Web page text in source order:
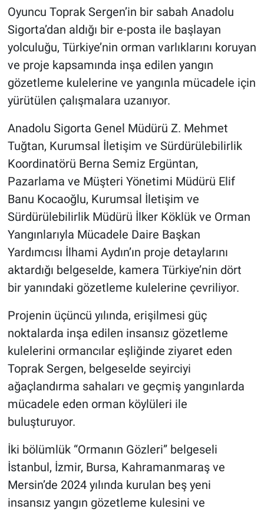
Oyuncu Toprak Sergen’in bir sabah Anadolu
Sigorta’dan aldığı bir e-posta ile başlayan
yolculuğu, Türkiye’nin orman varlıklarını koruyan
ve proje kapsamında inşa edilen yangın
gözetleme kulelerine ve yangınla mücadele için
yürütülen çalışmalara uzanıyor.
Anadolu Sigorta Genel Müdürü Z. Mehmet
Tuğtan, Kurumsal İletişim ve Sürdürülebilirlik
Koordinatörü Berna Semiz Ergüntan,
Pazarlama ve Müşteri Yönetimi Müdürü Elif
Banu Kocaoğlu, Kurumsal İletişim ve
Sürdürülebilirlik Müdürü İlker Köklük ve Orman
Yangınlarıyla Mücadele Daire Başkan
Yardımcısı İlhami Aydın’ın proje detaylarını
aktardığı belgeselde, kamera Türkiye’nin dört
bir yanındaki gözetleme kulelerine çevriliyor.
Projenin üçüncü yılında, erişilmesi güç
noktalarda inşa edilen insansız gözetleme
kulelerini ormancılar eşliğinde ziyaret eden
Toprak Sergen, belgeselde seyirciyi
ağaçlandırma sahaları ve geçmiş yangınlarda
mücadele eden orman köylüleri ile
buluşturuyor.
İki bölümlük “Ormanın Gözleri” belgeseli
İstanbul, İzmir, Bursa, Kahramanmaraş ve
Mersin’de 2024 yılında kurulan beş yeni
insansız yangın gözetleme kulesini ve